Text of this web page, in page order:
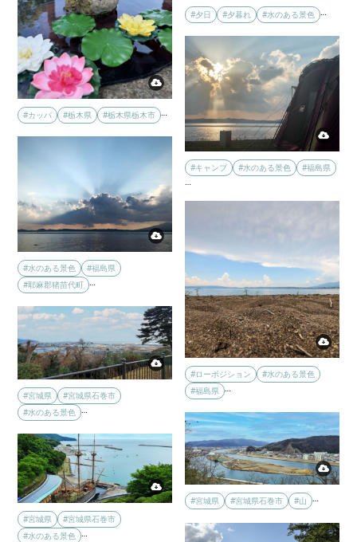
#夕日 #夕暮れ #水のある景色
#カッパ #栃木県 #栃木県栃木市
#キャンプ #水のある景色
#福島県
…
#水のある景色
#福島県
#耶麻郡猪苗代町 …
#ローポジション
#水のある景色
#福島県
#宮城県
#宮城県石巻市
#水のある景色
#宮城県 #宮城県石巻市 #山 …
#宮城県
#宮城県石巻市
#水のある景色 …